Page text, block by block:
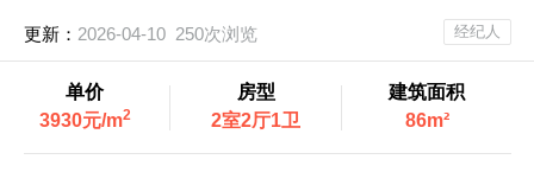
更新： 2026-04-10 250次浏览 经纪人
单价
3930元/m2
房型
2室2厅1卫
建筑面积
86m²